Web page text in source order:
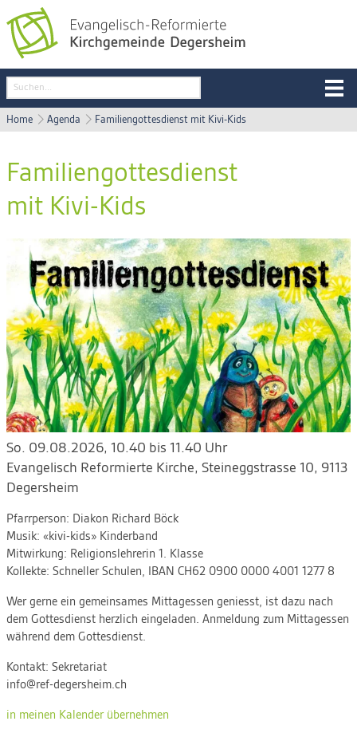
Home Agenda Familiengottesdienst mit Kivi-Kids
Familiengottesdienst
mit Kivi-Kids
So. 09.08.2026, 10.40 bis 11.40 Uhr
Evangelisch Reformierte Kirche, Steineggstrasse 10, 9113
Degersheim
Pfarrperson: Diakon Richard Böck
Musik: «kivi-kids» Kinderband
Mitwirkung: Religionslehrerin 1. Klasse
Kollekte: Schneller Schulen, IBAN CH62 0900 0000 4001 1277 8
Wer gerne ein gemeinsames Mittagessen geniesst, ist dazu nach
dem Gottesdienst herzlich eingeladen. Anmeldung zum Mittagessen
während dem Gottesdienst.
Kontakt: Sekretariat
info@ref-degersheim.ch
in meinen Kalender übernehmen